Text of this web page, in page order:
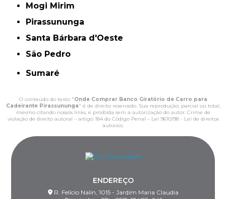
Mogi Mirim
Pirassununga
Santa Bárbara d'Oeste
São Pedro
Sumaré
O conteúdo do texto "Onde Comprar Banco Giratório de Carro para
Cadeirante Pirassununga" é de direito reservado. Sua reprodução, parcial ou total,
mesmo citando nossos links, é proibida sem a autorização do autor. Crime de
violação de direito autoral – artigo 184 do Código Penal – Lei 9610/98 - Lei de direitos
autorais
ENDEREÇO
R. Felício Nalin, 1015 - Jardim Maria Claudia